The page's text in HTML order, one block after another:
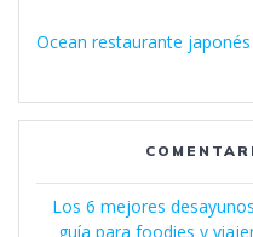
Ocean restaurante japonés
Los 6 mejores
guía para foodies y